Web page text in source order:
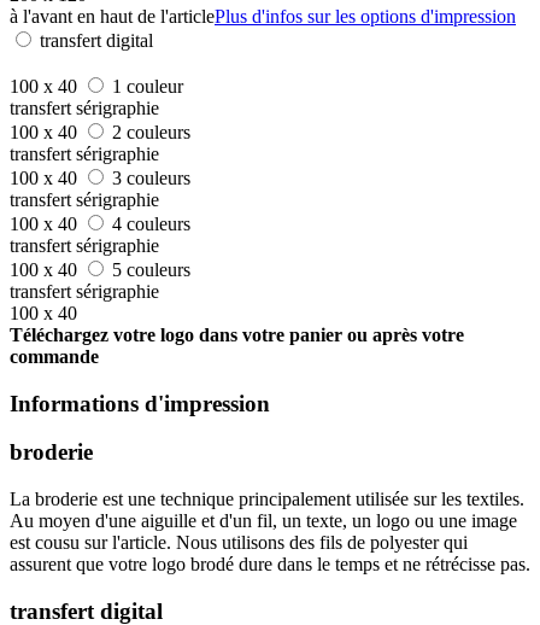
à l'avant en haut de l'articlePlus d'infos sur les options d'impression
transfert digital
100 x 40
1 couleur
transfert sérigraphie
100 x 40
2 couleurs
transfert sérigraphie
100 x 40
3 couleurs
transfert sérigraphie
100 x 40
4 couleurs
transfert sérigraphie
100 x 40
5 couleurs
transfert sérigraphie
100 x 40
Téléchargez votre logo dans votre panier ou après votre
commande
Informations d'impression
broderie
La broderie est une technique principalement utilisée sur les textiles.
Au moyen d'une aiguille et d'un fil, un texte, un logo ou une image
est cousu sur l'article. Nous utilisons des fils de polyester qui
assurent que votre logo brodé dure dans le temps et ne rétrécisse pas.
transfert digital